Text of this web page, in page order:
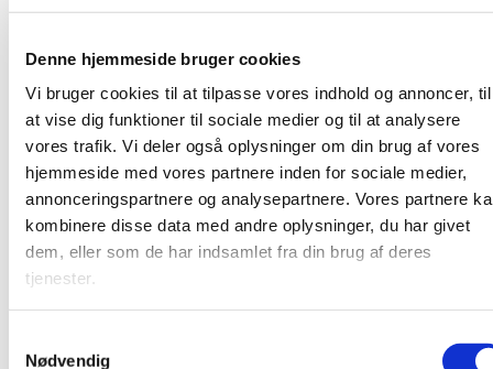
Denne hjemmeside bruger cookies
Vi bruger cookies til at tilpasse vores indhold og annoncer, til
at vise dig funktioner til sociale medier og til at analysere
vores trafik. Vi deler også oplysninger om din brug af vores
hjemmeside med vores partnere inden for sociale medier,
annonceringspartnere og analysepartnere. Vores partnere
kombinere disse data med andre oplysninger, du har givet
dem, eller som de har indsamlet fra din brug af deres
tjenester.
Nødvendig
Tirsdag 5. oktober 2027, kl. 19:00 - 21:00
Vi ser filmen "The Chosen" sammen
Vi ser "The Chosen"